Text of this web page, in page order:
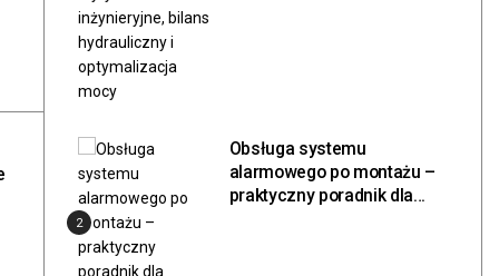
2
Obsługa systemu
alarmowego po montażu –
praktyczny poradnik dla